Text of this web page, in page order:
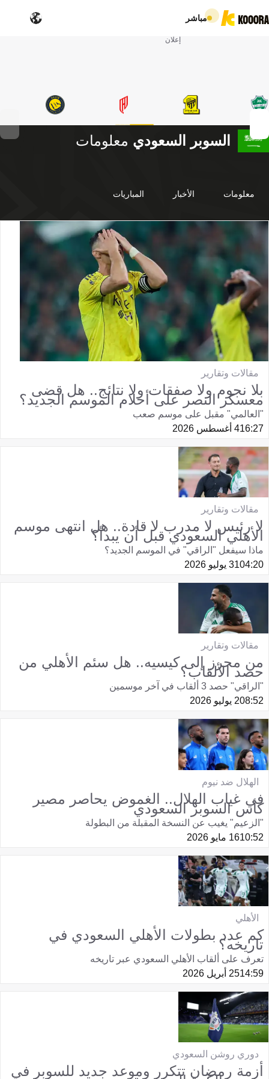
مباشر
إعلان
السوبر السعودي معلومات
معلومات الأخبار المباريات
مقالات وتقارير
بلا نجوم ولا صفقات ولا نتائج.. هل قضى
معسكر النصر على أحلام الموسم الجديد؟
"العالمي" مقبل على موسم صعب
16:274 أغسطس 2026
مقالات وتقارير
لا رئيس لا مدرب لا قادة.. هل انتهى موسم
الأهلي السعودي قبل أن يبدأ؟
ماذا سيفعل "الراقي" في الموسم الجديد؟
04:2031 يوليو 2026
مقالات وتقارير
من محرز إلى كيسيه.. هل سئم الأهلي من
حصد الألقاب؟
"الراقي" حصد 3 ألقاب في آخر موسمين
08:522 يوليو 2026
الهلال ضد نيوم
في غياب الهلال.. الغموض يحاصر مصير
كأس السوبر السعودي
"الزعيم" يغيب عن النسخة المقبلة من البطولة
10:5216 مايو 2026
الأهلي
كم عدد بطولات الأهلي السعودي في
تاريخه؟
تعرف على ألقاب الأهلي السعودي عبر تاريخه
14:5925 أبريل 2026
دوري روشن السعودي
أزمة رمضان تتكرر وموعد جديد للسوبر في